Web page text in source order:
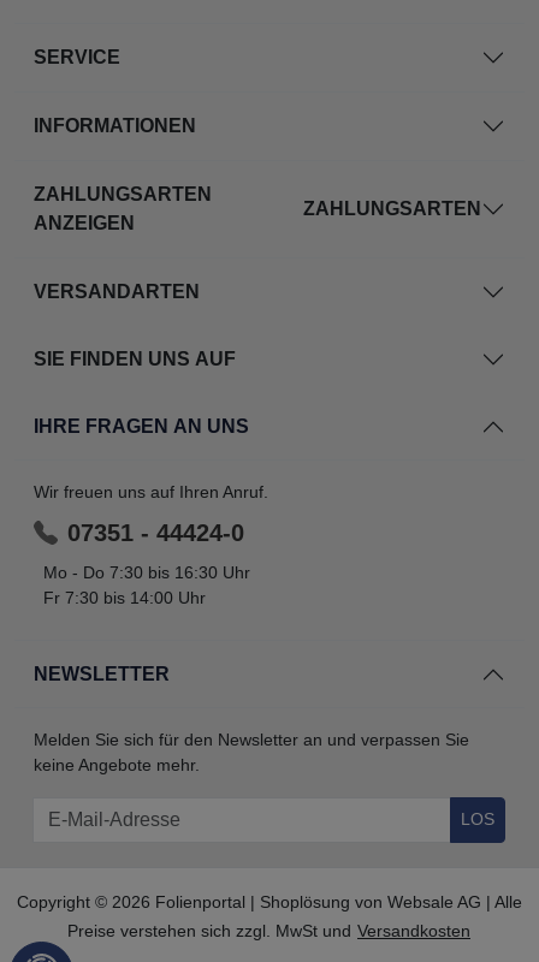
SERVICE
INFORMATIONEN
NEWSLETTER
Melden Sie sich für den Newsletter an und verpassen Sie
keine Angebote mehr.
LOS
ZAHLUNGSARTEN
ANZEIGEN
ZAHLUNGSARTEN
VERSANDARTEN
SIE FINDEN UNS AUF
IHRE FRAGEN AN UNS
Wir freuen uns auf Ihren Anruf.
07351 - 44424-0
Mo - Do 7:30 bis 16:30 Uhr
Fr 7:30 bis 14:00 Uhr
Copyright © 2026 Folienportal | Shoplösung von Websale AG | Alle
Preise verstehen sich zzgl. MwSt und Versandkosten